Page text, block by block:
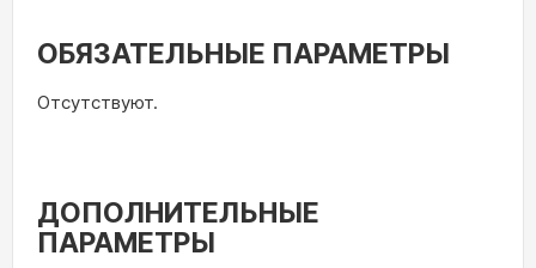
ОБЯЗАТЕЛЬНЫЕ ПАРАМЕТРЫ
Отсутствуют.
ДОПОЛНИТЕЛЬНЫЕ
ПАРАМЕТРЫ